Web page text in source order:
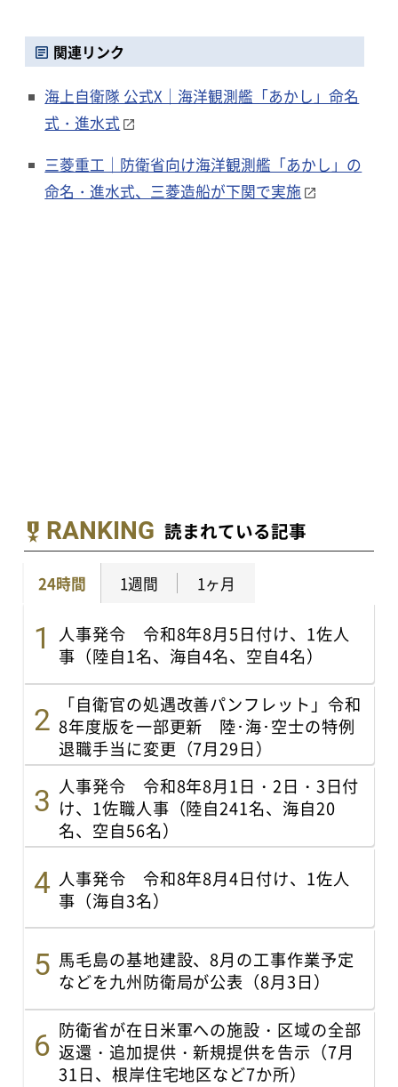
関連リンク
海上自衛隊 公式X｜海洋観測艦「あかし」命名
式・進水式
三菱重工｜防衛省向け海洋観測艦「あかし」の
命名・進水式、三菱造船が下関で実施
RANKING 読まれている記事
24時間 1週間 1ヶ月
人事発令 令和8年8月5日付け、1佐人
事（陸自1名、海自4名、空自4名）
「自衛官の処遇改善パンフレット」令和
8年度版を一部更新 陸･海･空士の特例
退職手当に変更（7月29日）
人事発令 令和8年8月1日・2日・3日付
け、1佐職人事（陸自241名、海自20
名、空自56名）
人事発令 令和8年8月4日付け、1佐人
事（海自3名）
馬毛島の基地建設、8月の工事作業予定
などを九州防衛局が公表（8月3日）
防衛省が在日米軍への施設・区域の全部
返還・追加提供・新規提供を告示（7月
31日、根岸住宅地区など7か所）